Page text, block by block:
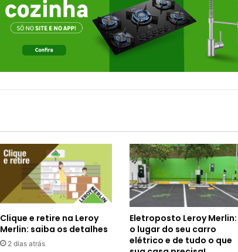
Clique e retire na Leroy
Merlin: saiba os detalhes
2 dias atrás
Eletroposto Leroy Merlin:
o lugar do seu carro
elétrico e de tudo o que